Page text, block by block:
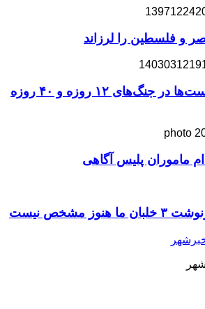
۲ عامل مهم صهیونیست‌ها در جنگ‌های ۱۲ روزه و ۴۰ روزه
ماموران پلیس آگاهی
مشخص نیست